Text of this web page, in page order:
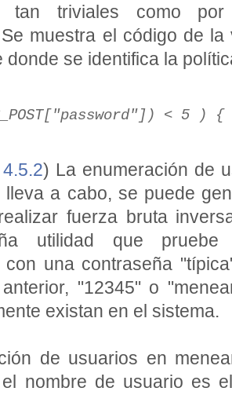
tan triviales como
muestra el código de
donde se identifica la
< 5 ) {
) La enumeración de
a cabo, se puede
fuerza bruta
utilidad que
con una contraseña
"12345" o
existan en el sistema.
de usuarios en
nombre de usuario es